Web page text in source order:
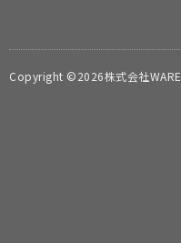
Copyright ©2026株式会社WARE